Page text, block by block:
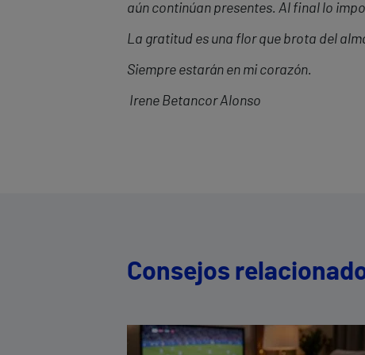
aún continúan presentes. Al final lo
La gratitud es una flor que brota del
Siempre estarán en mi corazón.
Irene Betancor Alonso
Consejos